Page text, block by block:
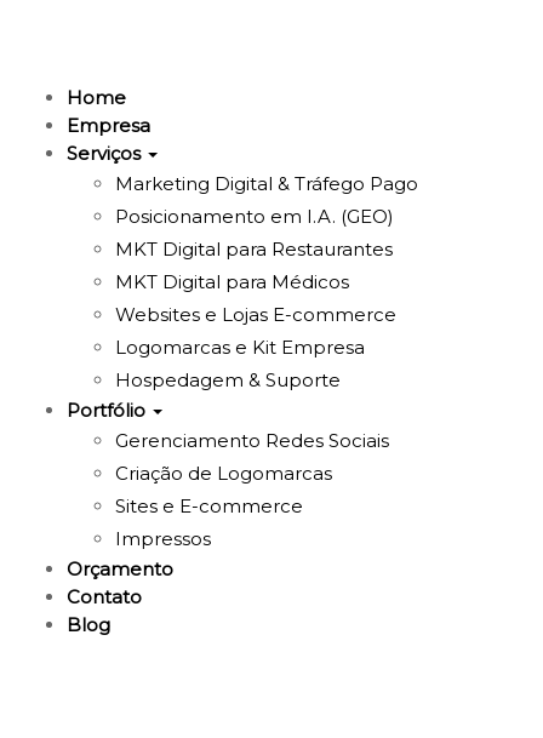
Home
Empresa
Serviços
Marketing Digital & Tráfego Pago
Posicionamento em I.A. (GEO)
MKT Digital para Restaurantes
MKT Digital para Médicos
Websites e Lojas E-commerce
Logomarcas e Kit Empresa
Hospedagem & Suporte
Portfólio
Gerenciamento Redes Sociais
Criação de Logomarcas
Sites e E-commerce
Impressos
Orçamento
Contato
Blog